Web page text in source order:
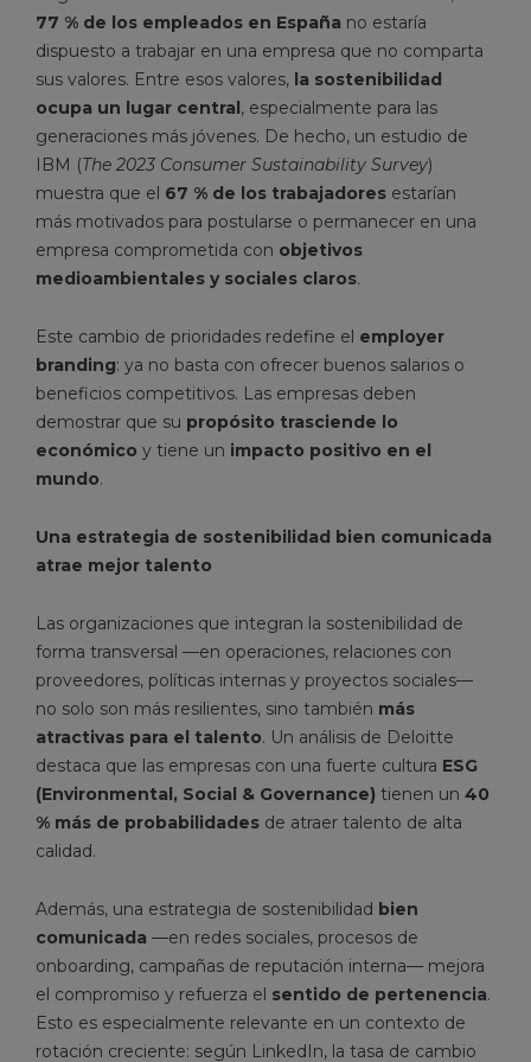
77 % de los empleados en España no estaría
dispuesto a trabajar en una empresa que no comparta
sus valores. Entre esos valores, la sostenibilidad
ocupa un lugar central, especialmente para las
generaciones más jóvenes. De hecho, un estudio de
IBM (The 2023 Consumer Sustainability Survey)
muestra que el 67 % de los trabajadores estarían
más motivados para postularse o permanecer en una
empresa comprometida con objetivos
medioambientales y sociales claros.
Este cambio de prioridades redefine el employer
branding: ya no basta con ofrecer buenos salarios o
beneficios competitivos. Las empresas deben
demostrar que su propósito trasciende lo
económico y tiene un impacto positivo en el
mundo.
Una estrategia de sostenibilidad bien comunicada
atrae mejor talento
Las organizaciones que integran la sostenibilidad de
forma transversal —en operaciones, relaciones con
proveedores, políticas internas y proyectos sociales—
no solo son más resilientes, sino también más
atractivas para el talento. Un análisis de Deloitte
destaca que las empresas con una fuerte cultura ESG
(Environmental, Social & Governance) tienen un 40
% más de probabilidades de atraer talento de alta
calidad.
Además, una estrategia de sostenibilidad bien
comunicada —en redes sociales, procesos de
onboarding, campañas de reputación interna— mejora
el compromiso y refuerza el sentido de pertenencia.
Esto es especialmente relevante en un contexto de
rotación creciente: según LinkedIn, la tasa de cambio